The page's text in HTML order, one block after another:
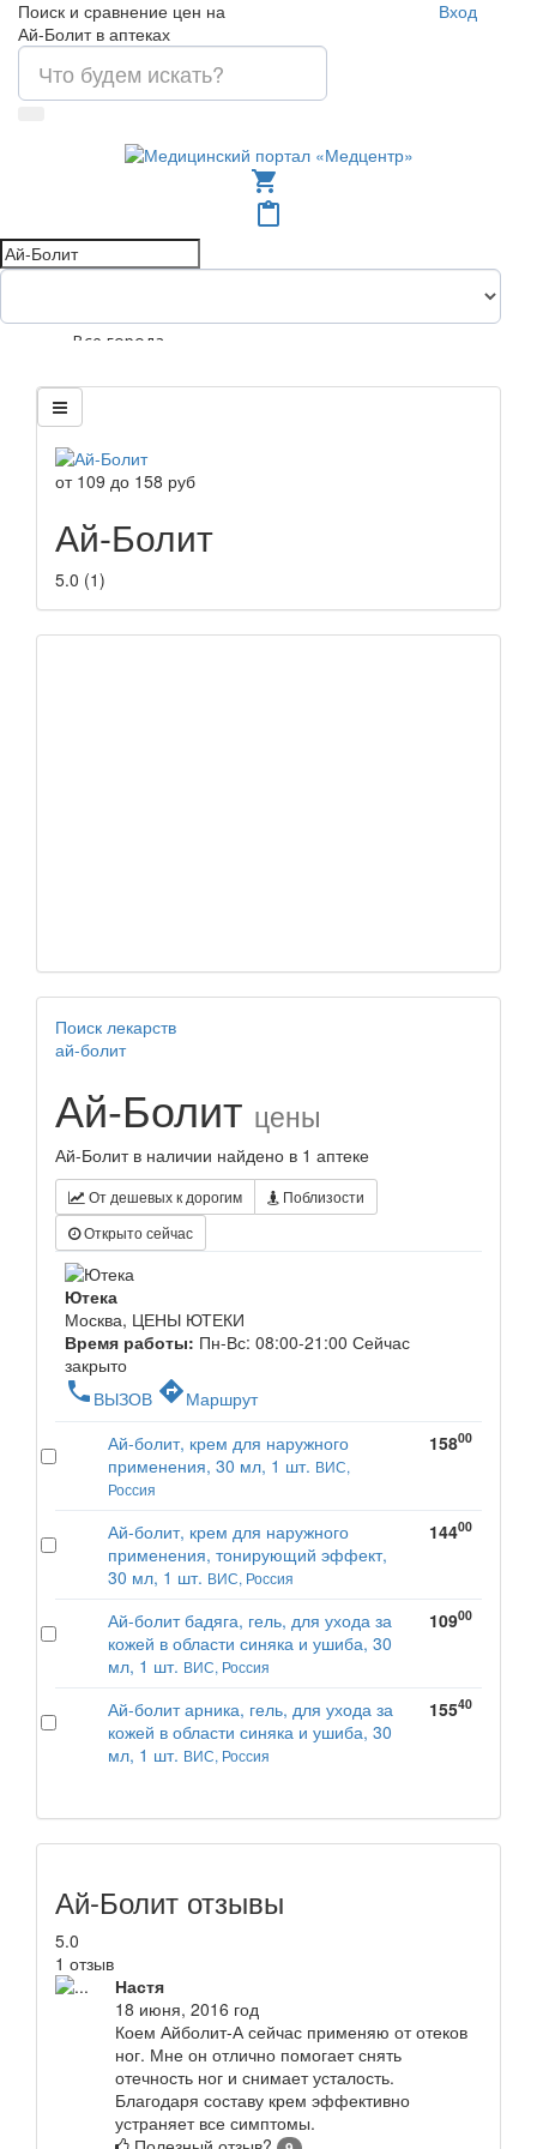
Поиск и сравнение цен на
Ай-Болит в аптеках
Вход
shopping_cart
content_paste
Все города
от 109 до 158 руб
Ай-Болит
5.0 (1)
Поиск лекарств
ай-болит
Ай-Болит цены
Ай-Болит в наличии найдено в 1 аптеке
От дешевых к дорогим
Поблизости
Открыто сейчас
Ютека
Москва, ЦЕНЫ ЮТЕКИ
Время работы: Пн-Вс: 08:00-21:00 Сейчас
закрыто
phone ВЫЗОВ directionsМаршрут
Ай-болит, крем для наружного
применения, 30 мл, 1 шт. ВИС,
Россия
15800
Ай-болит, крем для наружного
применения, тонирующий эффект,
30 мл, 1 шт. ВИС, Россия
14400
Ай-болит бадяга, гель, для ухода за
кожей в области синяка и ушиба, 30
мл, 1 шт. ВИС, Россия
10900
Ай-болит арника, гель, для ухода за
кожей в области синяка и ушиба, 30
мл, 1 шт. ВИС, Россия
15540
Ай-Болит отзывы
5.0
1 отзыв
Настя
18 июня, 2016 год
Коем Айболит-А сейчас применяю от отеков
ног. Мне он отлично помогает снять
отечность ног и снимает усталость.
Благодаря составу крем эффективно
устраняет все симптомы.